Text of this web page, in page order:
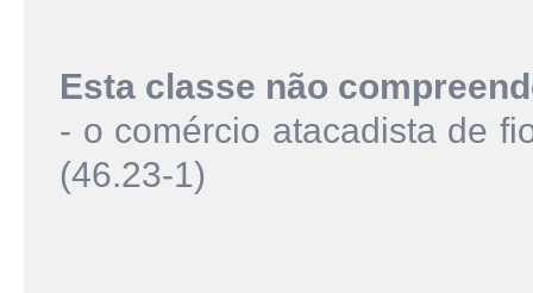
Esta classe não
- o comércio atacadista de
(46.23-1)